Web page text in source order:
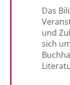
Das
und
sich